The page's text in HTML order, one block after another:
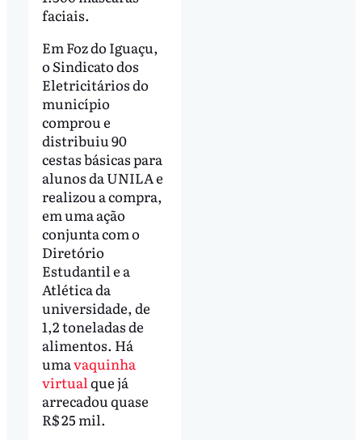
faciais.
Em Foz do Iguaçu,
o Sindicato dos
Eletricitários do
município
comprou e
distribuiu 90
cestas básicas para
alunos da UNILA e
realizou a compra,
em uma ação
conjunta com o
Diretório
Estudantil e a
Atlética da
universidade, de
1,2 toneladas de
alimentos. Há
umavaquinha
virtual que já
arrecadou quase
R$ 25 mil.